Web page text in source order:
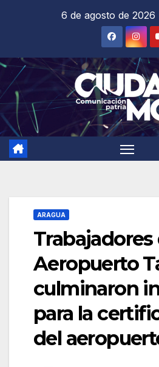
6 de agosto de 2026
ARAGUA
Trabajadores
Aeropuerto
culminaron
para la
del